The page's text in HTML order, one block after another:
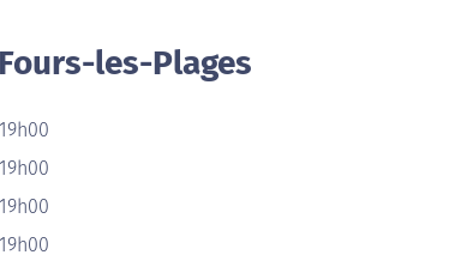
les-Plages